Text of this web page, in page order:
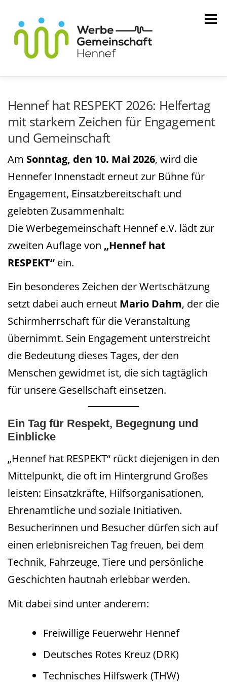
Inhalt
springen
Menü
SERVICE KONTAKT
Hennef hat RESPEKT 2026: Helfertag
mit starkem Zeichen für Engagement
und Gemeinschaft
Am Sonntag, den 10. Mai 2026, wird die
Hennefer Innenstadt erneut zur Bühne für
Engagement, Einsatzbereitschaft und
gelebten Zusammenhalt:
Die Werbegemeinschaft Hennef e.V. lädt zur
zweiten Auflage von „Hennef hat
RESPEKT“ ein.
Ein besonderes Zeichen der Wertschätzung
setzt dabei auch erneut Mario Dahm, der die
Schirmherrschaft für die Veranstaltung
übernimmt. Sein Engagement unterstreicht
die Bedeutung dieses Tages, der den
Menschen gewidmet ist, die sich tagtäglich
für unsere Gesellschaft einsetzen.
Ein Tag für Respekt, Begegnung und
Einblicke
„Hennef hat RESPEKT“ rückt diejenigen in den
Mittelpunkt, die oft im Hintergrund Großes
leisten: Einsatzkräfte, Hilfsorganisationen,
Ehrenamtliche und soziale Initiativen.
Besucherinnen und Besucher dürfen sich auf
einen erlebnisreichen Tag freuen, bei dem
Technik, Fahrzeuge, Tiere und persönliche
Geschichten hautnah erlebbar werden.
Mit dabei sind unter anderem:
Freiwillige Feuerwehr Hennef
Deutsches Rotes Kreuz (DRK)
Technisches Hilfswerk (THW)